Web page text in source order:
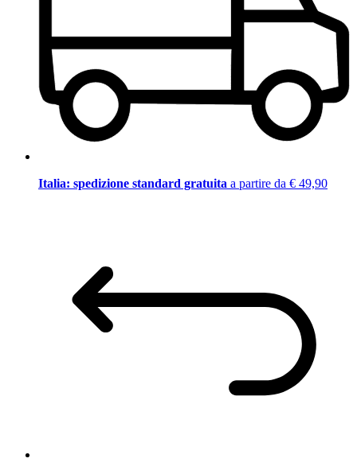
Italia: spedizione standard gratuita a partire da € 49,90